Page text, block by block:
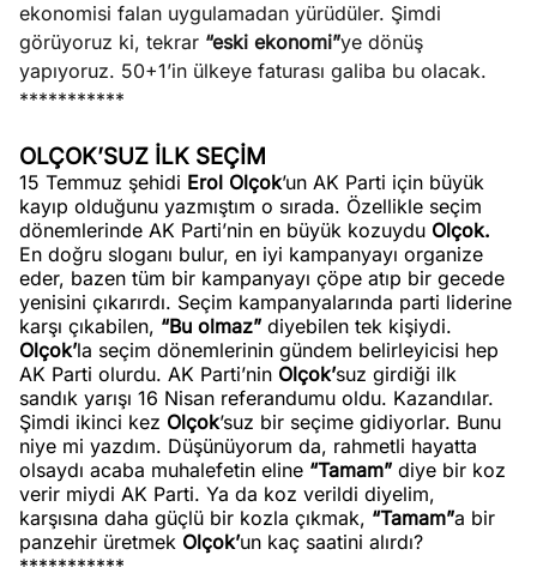
ekonomisi falan uygulamadan yürüdüler. Şimdi
görüyoruz ki, tekrar “eski ekonomi”ye dönüş
yapıyoruz. 50+1’in ülkeye faturası galiba bu olacak.
***********
OLÇOK’SUZ İLK SEÇİM
15 Temmuz şehidi Erol Olçok’un AK Parti için büyük
kayıp olduğunu yazmıştım o sırada. Özellikle seçim
dönemlerinde AK Parti’nin en büyük kozuydu Olçok.
En doğru sloganı bulur, en iyi kampanyayı organize
eder, bazen tüm bir kampanyayı çöpe atıp bir gecede
yenisini çıkarırdı. Seçim kampanyalarında parti liderine
karşı çıkabilen, “Bu olmaz” diyebilen tek kişiydi.
Olçok’la seçim dönemlerinin gündem belirleyicisi hep
AK Parti olurdu. AK Parti’nin Olçok’suz girdiği ilk
sandık yarışı 16 Nisan referandumu oldu. Kazandılar.
Şimdi ikinci kez Olçok’suz bir seçime gidiyorlar. Bunu
niye mi yazdım. Düşünüyorum da, rahmetli hayatta
olsaydı acaba muhalefetin eline “Tamam” diye bir koz
verir miydi AK Parti. Ya da koz verildi diyelim,
karşısına daha güçlü bir kozla çıkmak, “Tamam”a bir
panzehir üretmek Olçok’un kaç saatini alırdı?